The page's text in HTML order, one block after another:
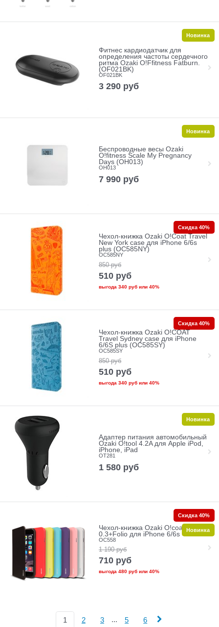
Фитнес кардиодатчик для
определения частоты сердечного
ритма Ozaki O!Ffitness Fatburn.
(OF021BK)
OF021BK
3 290 руб
Новинка
Беспроводные весы Ozaki
O!fitness Scale My Pregnancy
Days (OH013)
OH013
7 990 руб
Новинка
Чехол-книжка Ozaki O!Coat Travel
New York case для iPhone 6/6s
plus (OC585NY)
OC585NY
850 руб
510 руб
выгода 340 рубили 40%
Скидка 40%
Чехол-книжка Ozaki O!COAT
Travel Sydney case для iPhone
6/6S plus (OC585SY)
OC585SY
850 руб
510 руб
выгода 340 рубили 40%
Скидка 40%
Адаптер питания автомобильный
Ozaki O!tool 4.2A для Apple iPod,
iPhone, iPad
OT281
1 580 руб
Новинка
Чехол-книжка Ozaki O!coat
0.3+Folio для iPhone 6/6s
OC558
1 190 руб
710 руб
выгода 480 рубили 40%
Скидка 40%
Новинка
1 2 3 ... 5 6